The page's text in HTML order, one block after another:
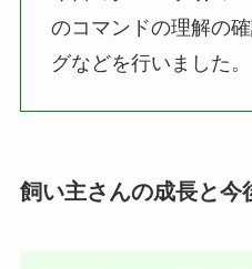
のコマンドの理解の
グなどを行いました。
飼い主さんの成長と今